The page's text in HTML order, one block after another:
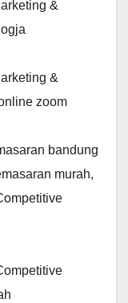
&
&
zoom
bandung
murah,